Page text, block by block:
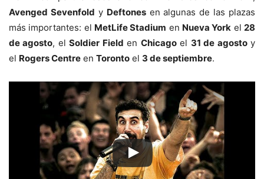
Avenged Sevenfold y Deftonesen algunas de las plazas
más importantes: el MetLife Stadium en Nueva York el28
de agosto, elSoldier Field en Chicagoel 31 de agostoy
el Rogers Centre en Toronto el 3 de septiembre.